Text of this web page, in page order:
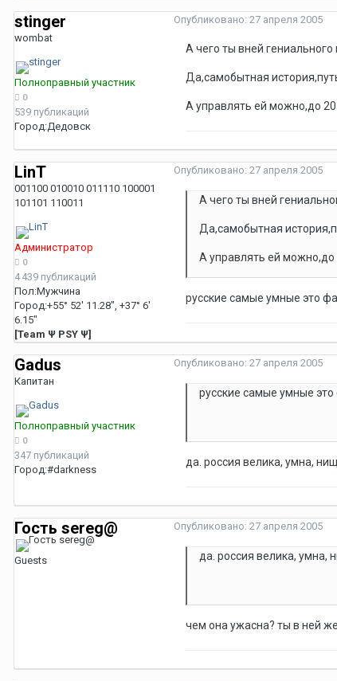
stinger
wombat
Полноправный участник
0
539 публикаций
Город:Дедовск
Опубликовано: 27 апреля 2005
А чего ты вней
Да,самобытная
А управлять ей можно,до
LinT
001100 010010 011110 100001
101101 110011
Администратор
0
4 439 публикаций
Пол:Мужчина
Город:+55° 52' 11.28", +37° 6'
6.15"
[Team Ψ PSY Ψ]
Опубликовано: 27 апреля 2005
А чего ты вней
Да,самобытная
А управлять ей можно,до
русские самые умные это
Gadus
Капитан
Полноправный участник
0
347 публикаций
Город:#darkness
Опубликовано: 27 апреля 2005
русские самые умные это
да. россия велика, умна,
Гость sereg@
Guests
Опубликовано: 27 апреля 2005
да. россия велика, умна,
чем она ужасна? ты в ней